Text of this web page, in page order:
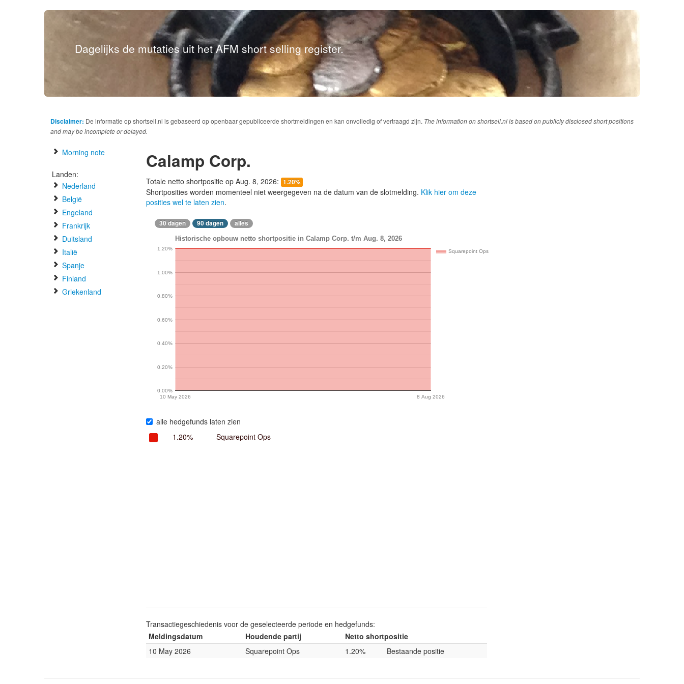
Dagelijks de mutaties uit het AFM short selling register.
Disclaimer: De informatie op shortsell.nl is gebaseerd op openbaar gepubliceerde shortmeldingen en kan onvolledig of vertraagd zijn. The information on shortsell.nl is based on publicly disclosed short positions
and may be incomplete or delayed.
Morning note
Landen:
Nederland
België
Engeland
Frankrijk
Duitsland
Italië
Spanje
Finland
Griekenland
Calamp Corp.
Totale netto shortpositie op Aug. 8, 2026: 1.20%
Shortposities worden momenteel niet weergegeven na de datum van de slotmelding. Klik hier om deze
posities wel te laten zien.
30 dagen 90 dagen alles
Historische opbouw netto shortpositie in Calamp Corp. t/m Aug. 8, 2026
Squarepoint Ops
10 May 2026 8 Aug 2026
0.00%
0.20%
0.40%
0.60%
0.80%
1.00%
1.20%
alle hedgefunds laten zien
1.20%
Squarepoint Ops
Transactiegeschiedenis voor de geselecteerde periode en hedgefunds:
Meldingsdatum
Houdende partij
Netto shortpositie
10 May 2026
Squarepoint Ops 1.20% Bestaande positie